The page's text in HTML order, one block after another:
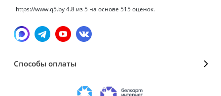
https://www.q5.by4.8 из5 на основе 515оценок.
Способы оплаты